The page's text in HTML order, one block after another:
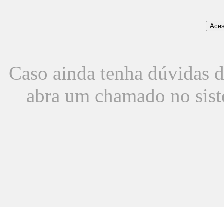
Caso ainda tenha dúvidas
abra um chamado no